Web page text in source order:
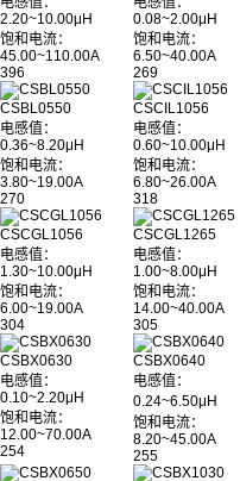
2.20~10.00μH
饱和电流：
45.00~110.00A
396
0.08~2.00μH
饱和电流：
6.50~40.00A
269
CSBL0550
电感值：
0.36~8.20μH
饱和电流：
3.80~19.00A
270
CSCIL1056
电感值：
0.60~10.00μH
饱和电流：
6.80~26.00A
318
CSCGL1056
电感值：
1.30~10.00μH
饱和电流：
6.00~19.00A
304
CSCGL1265
电感值：
1.00~8.00μH
饱和电流：
14.00~40.00A
305
CSBX0630
电感值：
0.10~2.20μH
饱和电流：
12.00~70.00A
254
CSBX0640
电感值：
0.24~6.50μH
饱和电流：
8.20~45.00A
255